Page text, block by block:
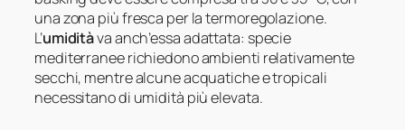
una zona più fresca per la termoregolazione.
L’umiditàva anch’essa adattata: specie
mediterranee richiedono ambienti relativamente
secchi, mentre alcune acquatiche e tropicali
necessitano di umidità più elevata.